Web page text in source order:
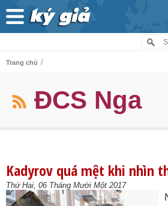
Trang chủ /
ĐCS Nga
Kadyrov quá mệt khi nhìn
Thứ Hai, 06 Tháng Mười Một 2017